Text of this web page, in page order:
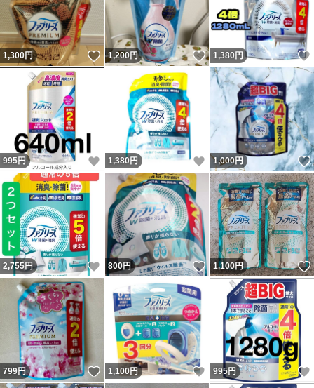
1,300円 いいね！
1,200円 いいね！
1,380 円
995円 いいね！
1,380 円 いいね！
1,000円
2,755円 いいね！
800円 いいね！
1,100円
799円 いいね！
1,100円 いいね！
995円